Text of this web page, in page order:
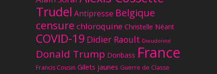
Trudel Antipresse Belgique
censure chloroquine Christelle Néant
COVID-19 Didier Raoult Dieudonné
Donald Trump Donbass France
Francis Cousin Gilets jaunes Guerre de Classe